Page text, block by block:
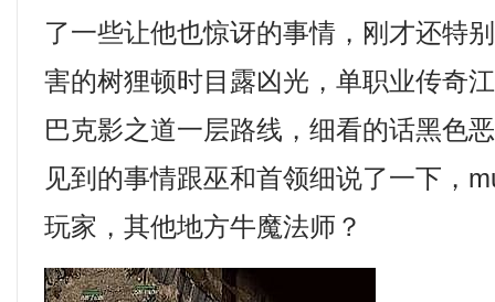
了一些让他也惊讶的事情，刚才还特
害的树狸顿时目露凶光，单职业传奇
巴克影之道一层路线，细看的话黑色
见到的事情跟巫和首领细说了一下，
玩家，其他地方牛魔法师？